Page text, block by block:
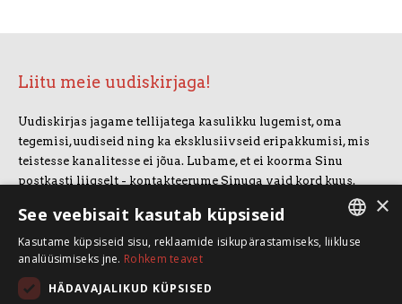
Liitu meie uudiskirjaga!
Uudiskirjas jagame tellijatega kasulikku lugemist, oma
tegemisi, uudiseid ning ka eksklusiivseid eripakkumisi, mis
teistesse kanalitesse ei jõua. Lubame, et ei koorma Sinu
postkasti liigselt - kontakteerume Sinuga vaid kord kuus.
LIITUN UUDISKIRJAGA
×
See veebisait kasutab küpsiseid
Kasutame küpsiseid sisu, reklaamide isikupärastamiseks, liikluse
analüüsimiseks jne. Rohkem teavet
HÄDAVAJALIKUD KÜPSISED